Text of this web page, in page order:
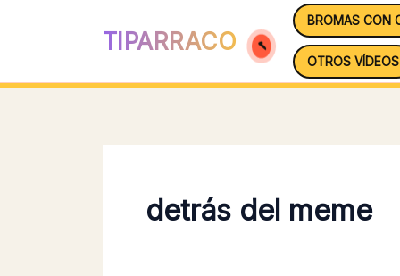
TIPARRACO
BROMAS CON
OTROS VÍDEOS
detrás del meme